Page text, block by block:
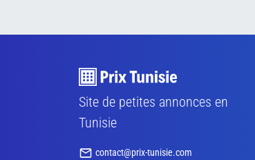
Site de petites annonces en
Tunisie
contact@prix-tunisie.com